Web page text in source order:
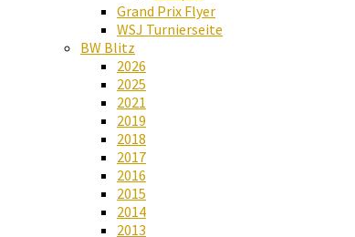
Grand Prix Flyer
WSJ Turnierseite
BW Blitz
2026
2025
2021
2019
2018
2017
2016
2015
2014
2013